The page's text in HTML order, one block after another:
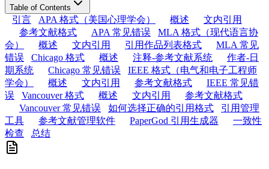
Table of Contents
引言 APA 格式（美国心理学会） 概述
文内引用
参考文献格式
APA 常见错误
MLA 格式（现代语言协
会）
概述 文内引用 引用作品列表格式
MLA 常见
错误
Chicago 格式 概述 注释-参考文献系统
作者-日
期系统
Chicago 常见错误
IEEE 格式（电气和电子工程师
学会）
概述 文内引用 参考文献格式
IEEE 常见错
误
Vancouver 格式 概述 文内引用
参考文献格式
Vancouver 常见错误
如何选择正确的引用格式
引用管理
工具
参考文献管理软件 PaperGod 引用生成器
一致性
检查
总结